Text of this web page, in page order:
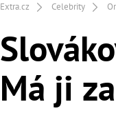
Extra.cz Celebrity
Má ji